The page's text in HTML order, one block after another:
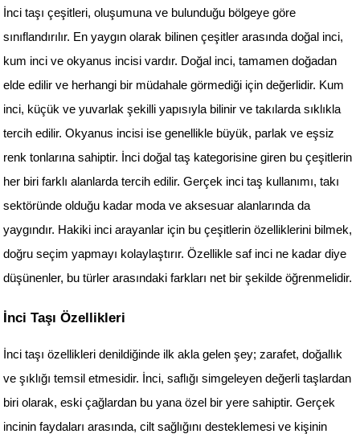
İnci taşı çeşitleri, oluşumuna ve bulunduğu bölgeye göre
sınıflandırılır. En yaygın olarak bilinen çeşitler arasında doğal inci,
kum inci ve okyanus incisi vardır. Doğal inci, tamamen doğadan
elde edilir ve herhangi bir müdahale görmediği için değerlidir. Kum
inci, küçük ve yuvarlak şekilli yapısıyla bilinir ve takılarda sıklıkla
tercih edilir. Okyanus incisi ise genellikle büyük, parlak ve eşsiz
renk tonlarına sahiptir. İnci doğal taş kategorisine giren bu çeşitlerin
her biri farklı alanlarda tercih edilir. Gerçek inci taş kullanımı, takı
sektöründe olduğu kadar moda ve aksesuar alanlarında da
yaygındır. Hakiki inci arayanlar için bu çeşitlerin özelliklerini bilmek,
doğru seçim yapmayı kolaylaştırır. Özellikle saf inci ne kadar diye
düşünenler, bu türler arasındaki farkları net bir şekilde öğrenmelidir.
İnci Taşı Özellikleri
İnci taşı özellikleri denildiğinde ilk akla gelen şey; zarafet, doğallık
ve şıklığı temsil etmesidir. İnci, saflığı simgeleyen değerli taşlardan
biri olarak, eski çağlardan bu yana özel bir yere sahiptir. Gerçek
incinin faydaları arasında, cilt sağlığını desteklemesi ve kişinin